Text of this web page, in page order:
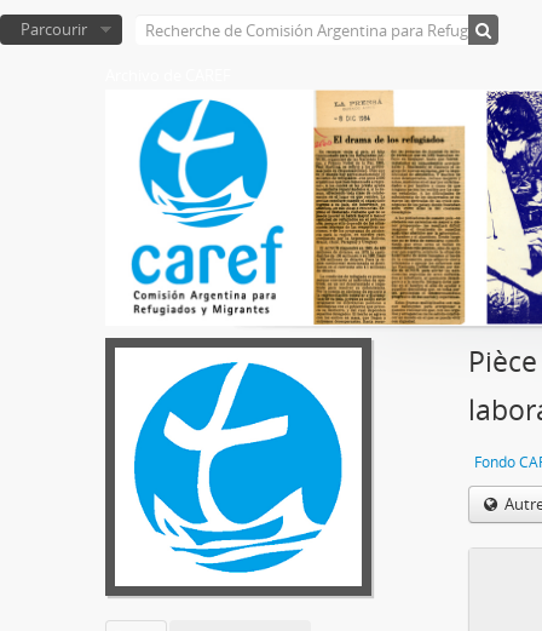
Parcourir
Fondo